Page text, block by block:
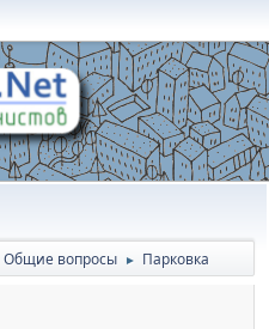
Общие вопросы ► Парковка